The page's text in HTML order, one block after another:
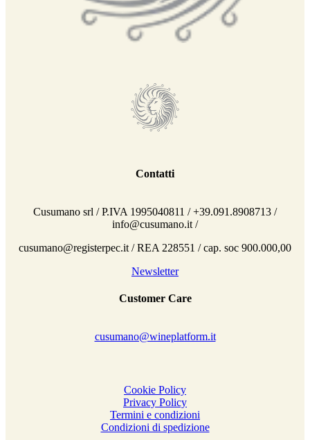
Contatti
Cusumano srl / P.IVA 1995040811 / +39.091.8908713 /
info@cusumano.it /
cusumano@registerpec.it / REA 228551 / cap. soc 900.000,00
Newsletter
Customer Care
cusumano@wineplatform.it
Cookie Policy
Privacy Policy
Termini e condizioni
Condizioni di spedizione